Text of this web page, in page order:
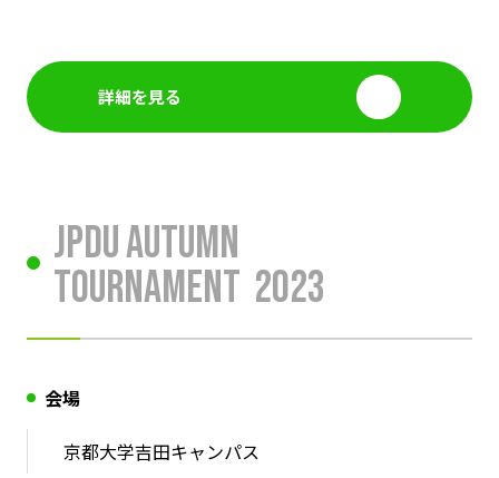
詳細を見る
JPDU Autumn
Tournament 2023
会場
京都大学吉田キャンパス